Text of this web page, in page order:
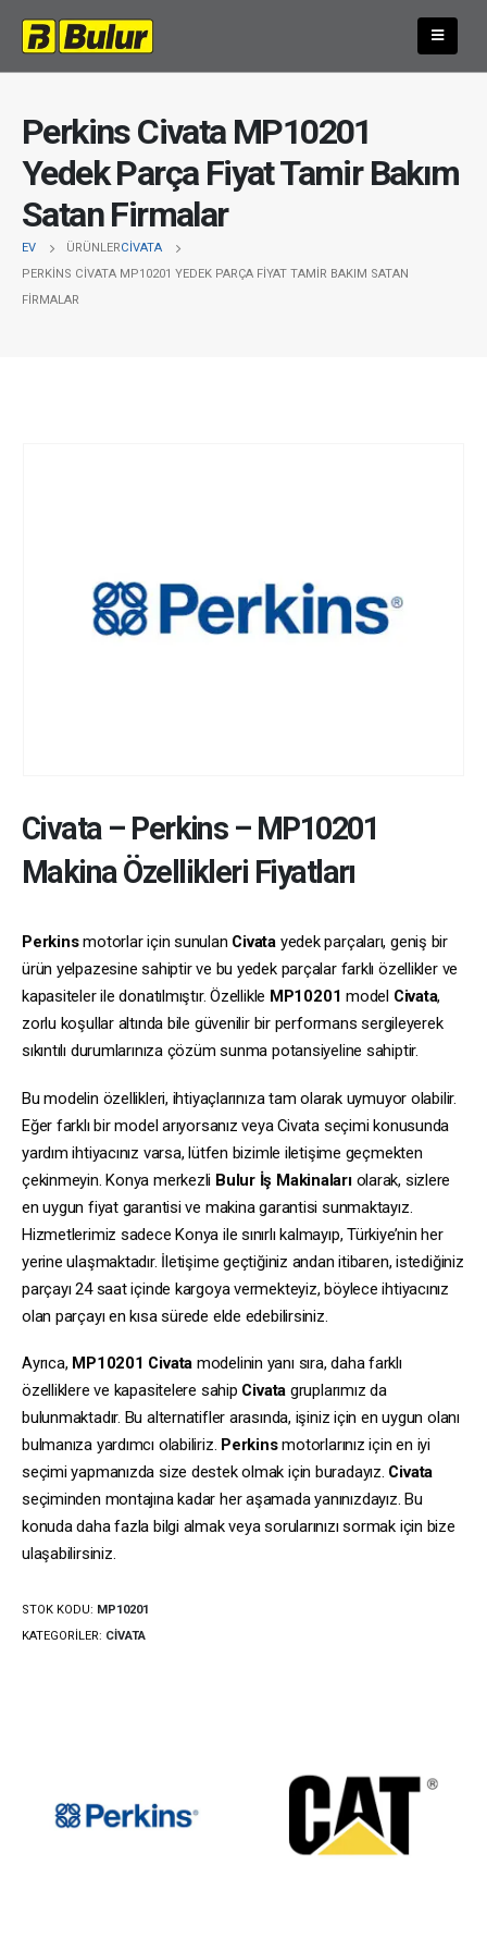
Perkins Civata MP10201
Yedek Parça Fiyat Tamir Bakım
Satan Firmalar
EV ÜRÜNLERCIVATA
PERKINS CIVATA MP10201 YEDEK PARÇA FIYAT TAMIR BAKIM SATAN
FIRMALAR
Civata– Perkins– MP10201
Makina Özellikleri Fiyatları
Perkinsmotorlar için sunulan Civata yedek parçaları, geniş bir
ürün yelpazesine sahiptir ve bu yedek parçalar farklı özellikler ve
kapasiteler ile donatılmıştır. Özellikle MP10201 model Civata,
zorlu koşullar altında bile güvenilir bir performans sergileyerek
sıkıntılı durumlarınıza çözüm sunma potansiyeline sahiptir.
Bu modelin özellikleri, ihtiyaçlarınıza tam olarak uymuyor olabilir.
Eğer farklı bir model arıyorsanız veya Civata seçimi konusunda
yardım ihtiyacınız varsa, lütfen bizimle iletişime geçmekten
çekinmeyin. Konya merkezli Bulur İş Makinalarıolarak, sizlere
en uygun fiyat garantisi ve makina garantisi sunmaktayız.
Hizmetlerimiz sadece Konya ile sınırlı kalmayıp, Türkiye’nin her
yerine ulaşmaktadır. İletişime geçtiğiniz andan itibaren, istediğiniz
parçayı 24 saat içinde kargoya vermekteyiz, böylece ihtiyacınız
olan parçayı en kısa sürede elde edebilirsiniz.
Ayrıca, MP10201 Civata modelinin yanı sıra, daha farklı
özelliklere ve kapasitelere sahip Civata gruplarımız da
bulunmaktadır. Bu alternatifler arasında, işiniz için en uygun olanı
bulmanıza yardımcı olabiliriz. Perkinsmotorlarınız için en iyi
seçimi yapmanızda size destek olmak için buradayız. Civata
seçiminden montajına kadar her aşamada yanınızdayız. Bu
konuda daha fazla bilgi almak veya sorularınızı sormak için bize
ulaşabilirsiniz.
STOK KODU: MP10201
KATEGORILER: CIVATA